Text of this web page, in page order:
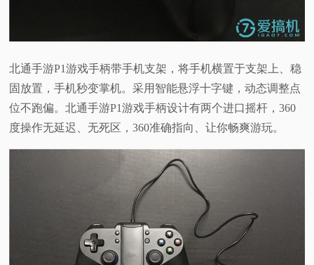
北通手游P1游戏手柄带手机支架，将手机横置于支架上、稳
固放置，手机秒变掌机。采用智能悬浮十字键，动态调整点
位不跑偏。北通手游P1游戏手柄设计有两个进口摇杆，360
度操作无延迟、无死区，360准确指向、让你畅爽游玩。